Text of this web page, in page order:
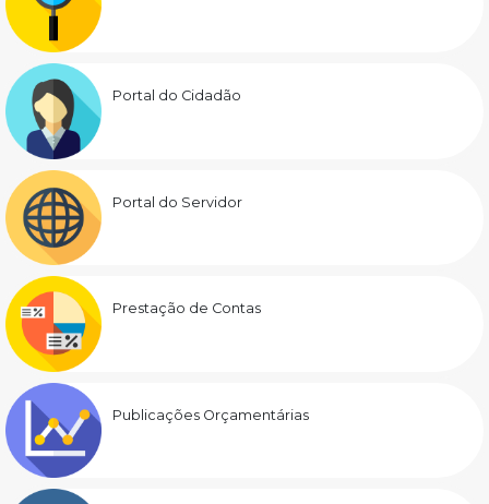
Portal do Cidadão
Portal do Servidor
Prestação de Contas
Publicações Orçamentárias